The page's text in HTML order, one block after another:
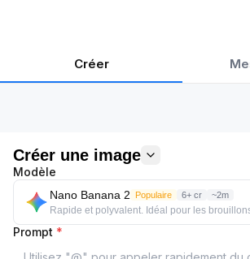
Créer
Créer une image
Modèle
Nano Banana 2 Populaire 6+ cr ~2m
Rapide et polyvalent. Idéal pour les
Prompt *